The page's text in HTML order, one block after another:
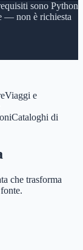
sono Python
— non è richiesta
Viaggi e
Cataloghi di
che trasforma